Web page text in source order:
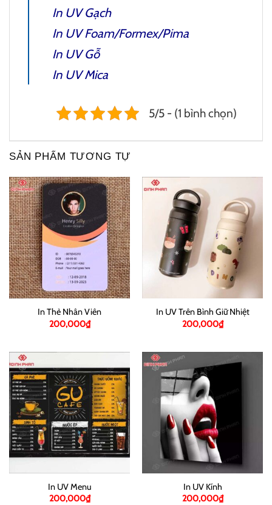
In UV Gạch
In UV Foam/Formex/Pima
In UV Gỗ
In UV Mica
5/5 - (1 bình chọn)
SẢN PHẨM TƯƠNG TỰ
In Thẻ Nhân Viên
200,000₫
In UV Trên Bình Giữ Nhiệt
200,000₫
In UV Menu
200,000₫
In UV Kính
200,000₫